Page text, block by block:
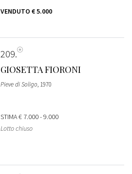
VENDUTO € 5.000
209
GIOSETTA FIORONI
Pieve di Soligo, 1970
STIMA€ 7.000 - 9.000
Lotto chiuso